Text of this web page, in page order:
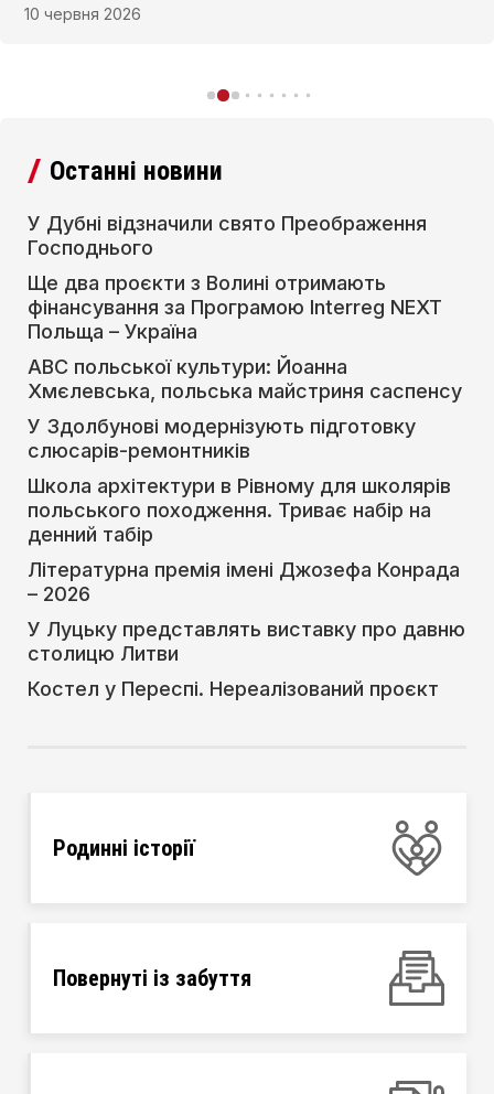
дієцезії.
10 червня 2026
Останні новини
У Дубні відзначили свято Преображення
Господнього
Ще два проєкти з Волині отримають
фінансування за Програмою Interreg NEXT
Польща – Україна
АВС польської культури: Йоанна
Хмєлевська, польська майстриня саспенсу
У Здолбунові модернізують підготовку
слюсарів-ремонтників
Школа архітектури в Рівному для школярів
польського походження. Триває набір на
денний табір
Літературна премія імені Джозефа Конрада
– 2026
У Луцьку представлять виставку про давню
столицю Литви
Костел у Переспі. Нереалізований проєкт
Родинні історії
Повернуті із забуття